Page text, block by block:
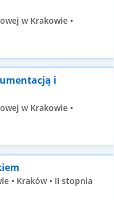
w Krakowie •
i
w Krakowie •
• Kraków • II stopnia